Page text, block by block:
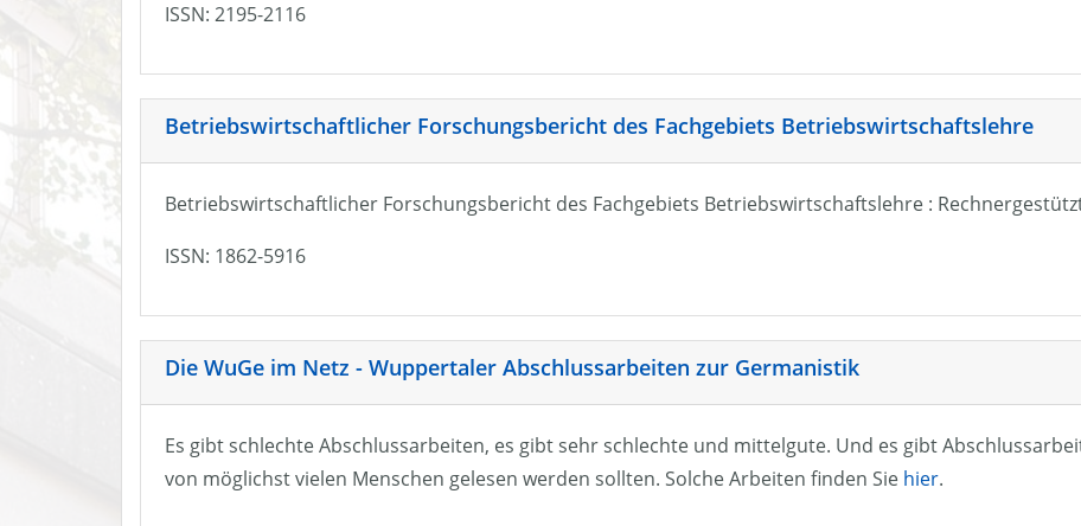
ISSN: 2195-2116
Betriebswirtschaftlicher Forschungsbericht des Fachgebiets Betriebswirtschaftslehre
Betriebswirtschaftlicher Forschungsbericht des Fachgebiets Betriebswirtschaftslehre :
ISSN: 1862-5916
Die WuGe im Netz - Wuppertaler Abschlussarbeiten zur Germanistik
Es gibt schlechte Abschlussarbeiten, es gibt sehr schlechte und mittelgute. Und es gibt
von möglichst vielen Menschen gelesen werden sollten. Solche Arbeiten finden Sie hier.